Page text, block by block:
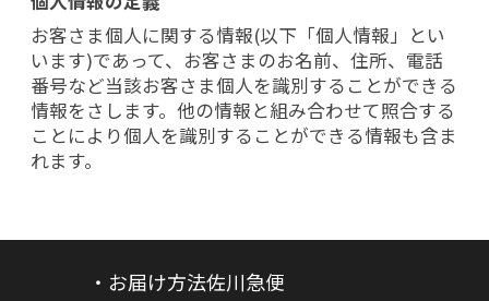
お客さま個人に関する情報(以下「個人情報」とい
います)であって、お客さまのお名前、住所、電話
番号など当該お客さま個人を識別することができる
情報をさします。他の情報と組み合わせて照合する
ことにより個人を識別することができる情報も含ま
れます。
・お届け方法佐川急便